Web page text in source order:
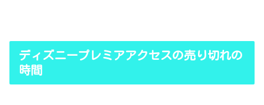
ディズニープレミアアクセスの売り切れの
時間